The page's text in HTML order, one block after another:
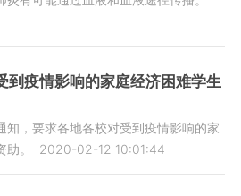
到疫情影响的家庭经济困难学生
知，要求各地各校对受到疫情影响的家
。
2020-02-12 10:01:44